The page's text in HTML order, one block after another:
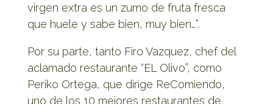
virgen extra es un zumo de fruta fresca
que huele y sabe bien, muy bien…”.
Por su parte, tanto Firo Vazquez, chef del
aclamado restaurante “EL Olivo”, como
Periko Ortega, que dirige ReComiendo,
uno de los 10 mejores restaurantes de